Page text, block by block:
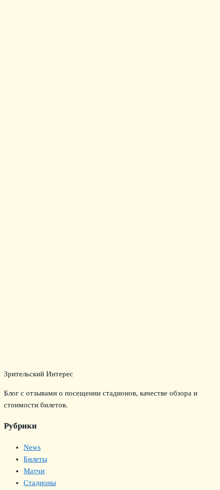
Зрительский Интерес
Блог с отзывами о посещении стадионов, качестве обзора и
стоимости билетов.
Рубрики
News
Билеты
Матчи
Стадионы